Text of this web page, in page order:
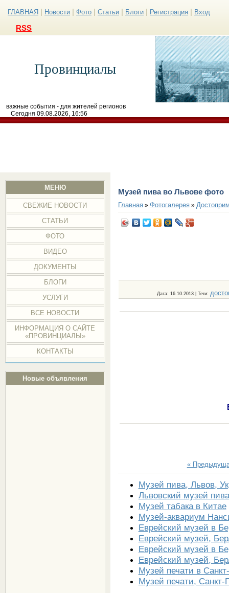
ГЛАВНАЯ Новости Фото Статьи Блоги Регистрация Вход
RSS
Провинциалы
важные события - для жителей регионов
Сегодня 09.08.2026, 16:56
МЕНЮ
СВЕЖИЕ НОВОСТИ
СТАТЬИ
ФОТО
ВИДЕО
ДОКУМЕНТЫ
БЛОГИ
УСЛУГИ
ВСЕ НОВОСТИ
ИНФОРМАЦИЯ О САЙТЕ
«ПРОВИНЦИАЛЫ»
КОНТАКТЫ
Новые объявления
Музей пива во Львове фото
Главная» Фотогалерея»
Дата: 16.10.2013 | Теги:
«
Музей пива, Львов,
Львовский музей
Музей табака в Китае
Музей-аквариум
Еврейский музей в
Еврейский музей,
Еврейский музей в
Еврейский музей,
Музей печати в
Музей печати, Санкт-